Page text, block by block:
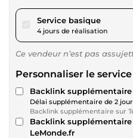
Service basiquepour
4 jours de réalisation
Ce vendeur n’est pas
Personnaliser le service
Backlink supplémentaire
Délai supplémentaire de 2
Backlink supplémentaire sur
Backlink supplémentaire
LeMonde.fr